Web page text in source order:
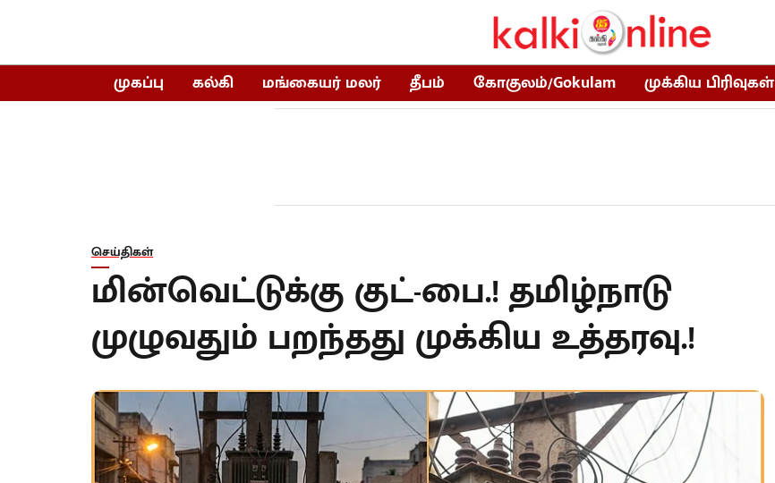
முகப்பு கல்கி மங்கையர் மலர் தீபம் கோகுலம்/Gokulam முக்கிய பிரிவுகள்
செய்திகள்
மின்வெட்டுக்கு குட்-பை.! தமிழ்நாடு
முழுவதும் பறந்தது முக்கிய உத்தரவு.!